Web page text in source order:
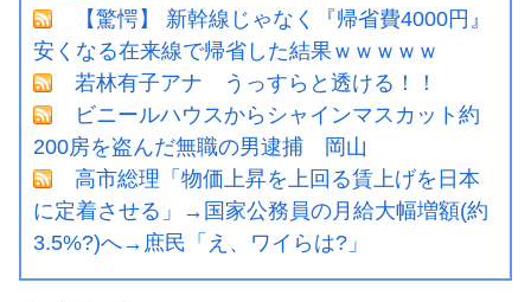
【驚愕】 新幹線じゃなく『帰省費4000円』
安くなる在来線で帰省した結果ｗｗｗｗｗ
若林有子アナ うっすらと透ける！！
ビニールハウスからシャインマスカット約
200房を盗んだ無職の男逮捕 岡山
高市総理「物価上昇を上回る賃上げを日本
に定着させる」→国家公務員の月給大幅増額(約
3.5%?)へ→庶民「え、ワイらは?」